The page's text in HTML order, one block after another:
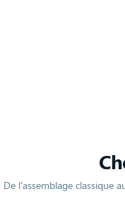
De l'assemblage classique